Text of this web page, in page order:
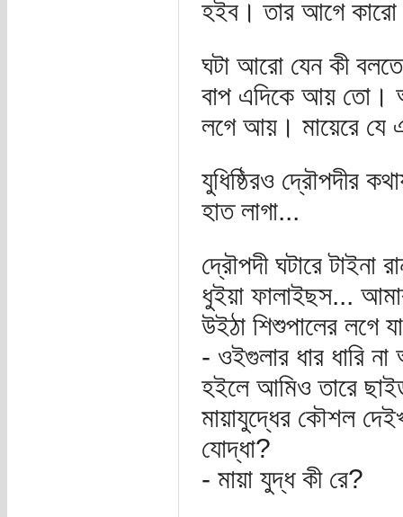
হইব। তার আগে কারো
ঘটা আরো যেন কী
বাপ এদিকে আয় তো।
লগে আয়। মায়েরে যে
যুধিষ্ঠিরও দ্রৌপদীর
হাত লাগা...
দ্রৌপদী ঘটারে টাইনা
ধুইয়া ফালাইছস...
উইঠা শিশুপালের লগে
- ওইগুলার ধার ধারি
হইলে আমিও তারে
মায়াযুদ্ধের কৌশল
যোদ্ধা?
- মায়া যুদ্ধ কী রে?